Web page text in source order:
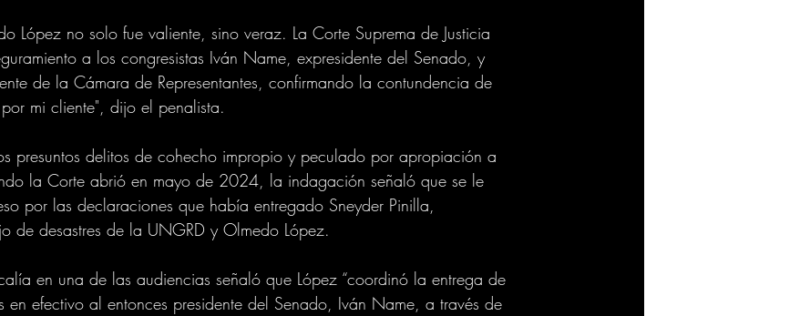
López no solo fue valiente, sino veraz. La Corte Suprema de Justicia
a los congresistas Iván Name, expresidente del Senado, y
de la Cámara de Representantes, confirmando la contundencia de
mi cliente", dijo el penalista.
presuntos delitos de cohecho impropio y peculado por apropiación a
la Corte abrió en mayo de 2024, la indagación señaló que se le
por las declaraciones que había entregado Sneyder Pinilla,
de desastres de la UNGRD y Olmedo López.
en una de las audiencias señaló que López “coordinó la entrega de
en efectivo al entonces presidente del Senado, Iván Name, a través de